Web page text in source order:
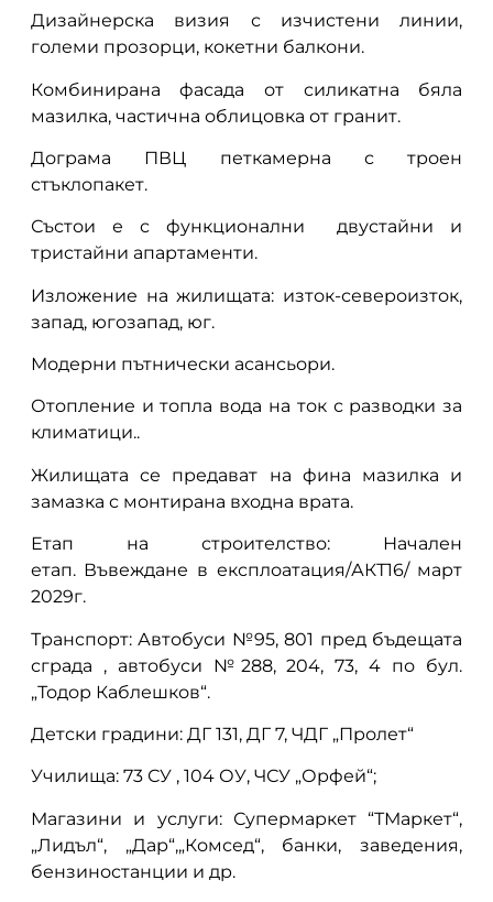
Дизайнерска визия с изчистени линии,
големи прозорци, кокетни балкони.
Комбинирана фасада от силикатна бяла
мазилка, частична облицовка от гранит.
Дограма ПВЦ петкамерна с троен
стъклопакет.
Състои е с функционални двустайни и
тристайни апартаменти.
Изложение на жилищата: изток-североизток,
запад, югозапад, юг.
Модерни пътнически асансьори.
Отопление и топла вода на ток с разводки за
климатици..
Жилищата се предават на фина мазилка и
замазка с монтирана входна врата.
Етап на строителство: Начален
етап.Въвеждане в експлоатация/АКТ16/ март
2029г.
Транспорт: Автобуси №95, 801 пред бъдещата
сграда , автобуси №288, 204, 73, 4 по бул.
„Тодор Каблешков“.
Детски градини: ДГ 131, ДГ 7, ЧДГ „Пролет“
Училища: 73 СУ , 104 ОУ, ЧСУ „Орфей“;
Магазини и услуги: Супермаркет “ТМаркет“,
„Лидъл“, „Дар“,„Комсед“, банки, заведения,
бензиностанции и др.